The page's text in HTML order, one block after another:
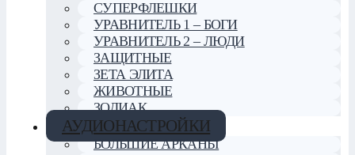
СУПЕРФЛЕШКИ
УРАВНИТЕЛЬ 1 – БОГИ
УРАВНИТЕЛЬ 2 – ЛЮДИ
ЗАЩИТНЫЕ
ЗЕТА ЭЛИТА
ЖИВОТНЫЕ
ЗОДИАК
АУДИОНАСТРОЙКИ
БОЛЬШИЕ АРКАНЫ